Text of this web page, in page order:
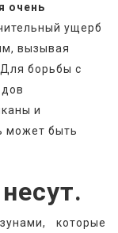
очень
ущерб
вызывая
борьбы с
и
может быть
которые